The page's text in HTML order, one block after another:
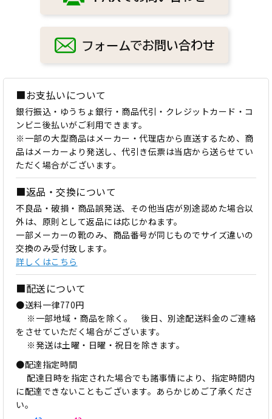
■お支払いについて
銀行振込・ゆうちょ銀行・商品代引・クレジットカード・コ
ンビニ後払いがご利用できます。
※一部の大型商品はメーカー・代理店から直送するため、商
品はメーカーより発送し、代引き伝票は当店から送らせてい
ただく場合がございます。
■返品・交換について
不良品・破損・商品誤発送、その他当店が別途認めた場合以
外は、原則として返品には応じかねます。
一部メーカーの靴のみ、商品番号が同じものでサイズ違いの
交換のみ受付致します。
詳しくはこちら
■配送について
●送料一律770円
※一部地域・商品を除く。 後日、別途配送料金のご連絡
をさせていただく場合がございます。
※発送は土曜・日曜・祝日を除きます。
●配達指定時間
配達日時を指定された場合でも諸事情により、指定時間内
に配達できないこともございます。あらかじめご了承くださ
い。